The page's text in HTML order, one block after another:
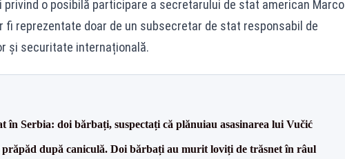
o posibilă participare a secretarului de stat american Marco
fi reprezentate doar de un subsecretar de stat responsabil de
și securitate internațională.
în Serbia: doi bărbați, suspectați că plănuiau asasinarea lui Vučić
prăpăd după caniculă. Doi bărbați au murit loviți de trăsnet în râul